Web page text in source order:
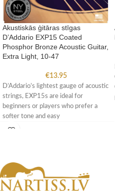
Akustiskās ģitāras stīgas
D’Addario EXP15 Coated
Phosphor Bronze Acoustic Guitar,
Extra Light, 10-47
€13.95
D’Addario’s lightest gauge of acoustic
strings, EXP15s are ideal for
beginners or players who prefer a
softer tone and easy